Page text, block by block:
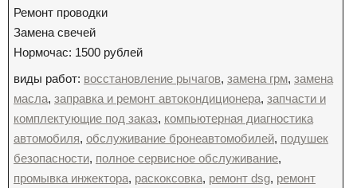
Ремонт проводки
Замена свечей
Нормочас: 1500 рублей
виды работ: восстановление рычагов, замена грм, замена
масла, заправка и ремонт автокондиционера, запчасти и
комплектующие под заказ, компьютерная диагностика
автомобиля, обслуживание бронеавтомобилей, подушек
безопасности, полное сервисное обслуживание,
промывка инжектора, раскоксовка, ремонт dsg, ремонт